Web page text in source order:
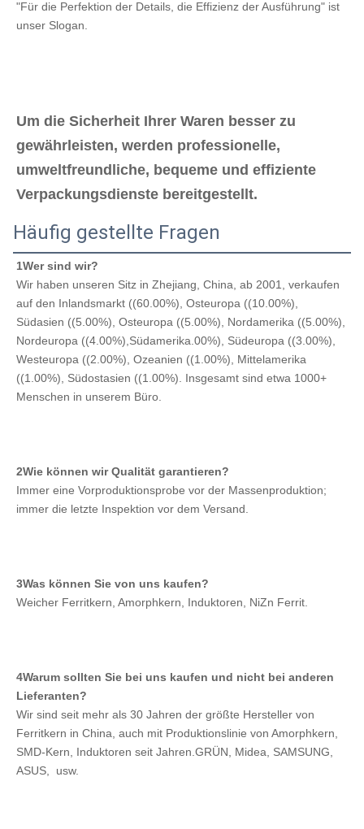
"Für die Perfektion der Details, die Effizienz der Ausführung" ist
unser Slogan.
Um die Sicherheit Ihrer Waren besser zu
gewährleisten, werden professionelle,
umweltfreundliche, bequeme und effiziente
Verpackungsdienste bereitgestellt.
Häufig gestellte Fragen
1Wer sind wir?
Wir haben unseren Sitz in Zhejiang, China, ab 2001, verkaufen
auf den Inlandsmarkt ((60.00%), Osteuropa ((10.00%),
Südasien ((5.00%), Osteuropa ((5.00%), Nordamerika ((5.00%),
Nordeuropa ((4.00%),Südamerika.00%), Südeuropa ((3.00%),
Westeuropa ((2.00%), Ozeanien ((1.00%), Mittelamerika
((1.00%), Südostasien ((1.00%). Insgesamt sind etwa 1000+
Menschen in unserem Büro.
2Wie können wir Qualität garantieren?
Immer eine Vorproduktionsprobe vor der Massenproduktion;
immer die letzte Inspektion vor dem Versand.
3Was können Sie von uns kaufen?
Weicher Ferritkern, Amorphkern, Induktoren, NiZn Ferrit.
4Warum sollten Sie bei uns kaufen und nicht bei anderen
Lieferanten?
Wir sind seit mehr als 30 Jahren der größte Hersteller von
Ferritkern in China, auch mit Produktionslinie von Amorphkern,
SMD-Kern, Induktoren seit Jahren.GRÜN, Midea, SAMSUNG,
ASUS,  usw.